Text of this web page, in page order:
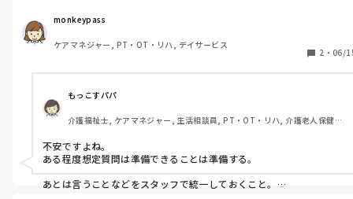
経験のある方情報お願いいたします。
monkeypass
ケアマネジャー, PT・OT・リハ, デイサービス
2 ・ 06/
もっこすパパ
介護福祉士, ケアマネジャー, 生活相談員, PT・OT・リハ, 介護老人保健施
不安ですよね。
ある程度想定質問は準備できることは準備する。
あとは言うことなどをスタッフで統一しておくこと。